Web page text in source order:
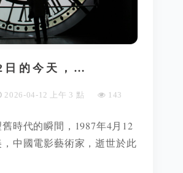
日的今天，…
2026-04-12 上午 3 點 143
時代的瞬間，1987年4月12
中國電影藝術家，逝世於此